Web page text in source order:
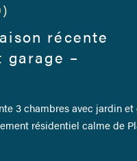
récente
garage –
3 chambres avec jardin
résidentiel calme de